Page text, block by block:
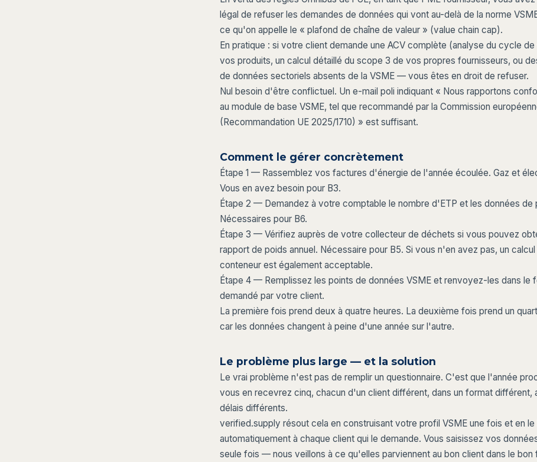
légal de refuser les demandes de données qui vont au-delà de la norme
ce qu'on appelle le « plafond de chaîne de valeur » (value chain cap).
En pratique : si votre client demande une ACV complète (analyse du cycle
vos produits, un calcul détaillé du scope 3 de vos propres fournisseurs, ou
de données sectoriels absents de la VSME — vous êtes en droit de refuser.
Nul besoin d'être conflictuel. Un e-mail poli indiquant « Nous rapportons
au module de base VSME, tel que recommandé par la Commission
(Recommandation UE 2025/1710) » est suffisant.
Comment le gérer concrètement
Étape 1 — Rassemblez vos factures d'énergie de l'année écoulée. Gaz et
Vous en avez besoin pour B3.
Étape 2 — Demandez à votre comptable le nombre d'ETP et les données de
Nécessaires pour B6.
Étape 3 — Vérifiez auprès de votre collecteur de déchets si vous pouvez
rapport de poids annuel. Nécessaire pour B5. Si vous n'en avez pas, un calcul
conteneur est également acceptable.
Étape 4 — Remplissez les points de données VSME et renvoyez-les dans le
demandé par votre client.
La première fois prend deux à quatre heures. La deuxième fois prend un
car les données changent à peine d'une année sur l'autre.
Le problème plus large — et la solution
Le vrai problème n'est pas de remplir un questionnaire. C'est que l'année
vous en recevrez cinq, chacun d'un client différent, dans un format différent,
délais différents.
verified.supply résout cela en construisant votre profil VSME une fois et en le
automatiquement à chaque client qui le demande. Vous saisissez vos
seule fois — nous veillons à ce qu'elles parviennent au bon client dans le bon